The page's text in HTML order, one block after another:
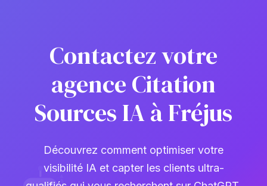
Contactez votre
agence Citation
Sources IA à Fréjus
Découvrez comment optimiser votre
visibilité IA et capter les clients ultra-